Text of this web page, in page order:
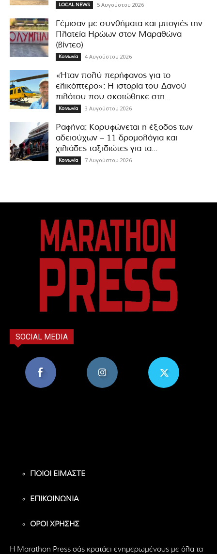
LOCAL NEWS 5 Αυγούστου 2026
Γέμισαν με συνθήματα και μπογιές την
Πλατεία Ηρώων στον Μαραθώνα
(βίντεο)
Κοινωνία 4 Αυγούστου 2026
«Ήταν πολύ περήφανος για το
ελικόπτερο»: Η ιστορία του Δανού
πιλότου που σκοτώθηκε στη...
Κοινωνία 3 Αυγούστου 2026
Ραφήνα: Κορυφώνεται η έξοδος των
αδειούχων – 11 δρομολόγια και
χιλιάδες ταξιδιώτες για τα...
Κοινωνία 7 Αυγούστου 2026
SOCIAL MEDIA
ΠΟΙΟΙ ΕΙΜΑΣΤΕ
ΕΠΙΚΟΙΝΩΝΙΑ
ΟΡΟΙ ΧΡΗΣΗΣ
H Marathon Press σάς κρατάει ενημερωμένους με όλα τα